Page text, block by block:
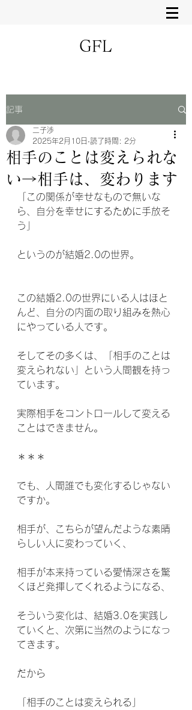
GFL
記事
相手のことは変えられな
い→相手は、変わります
二子渉
2025年2月10日 読了時間: 2分
「この関係が幸せなもので無いな
ら、自分を幸せにするために手放そ
う」
というのが結婚2.0の世界。
この結婚2.0の世界にいる人はほと
んど、自分の内面の取り組みを熱心
にやっている人です。
そしてその多くは、「相手のことは
変えられない」という人間観を持っ
ています。
実際相手をコントロールして変える
ことはできません。
＊＊＊
でも、人間誰でも変化するじゃない
ですか。
相手が、こちらが望んだような素晴
らしい人に変わっていく、
相手が本来持っている愛情深さを驚
くほど発揮してくれるようになる、
そういう変化は、結婚3.0を実践し
ていくと、次第に当然のようになっ
てきます。
だから
「相手のことは変えられる」